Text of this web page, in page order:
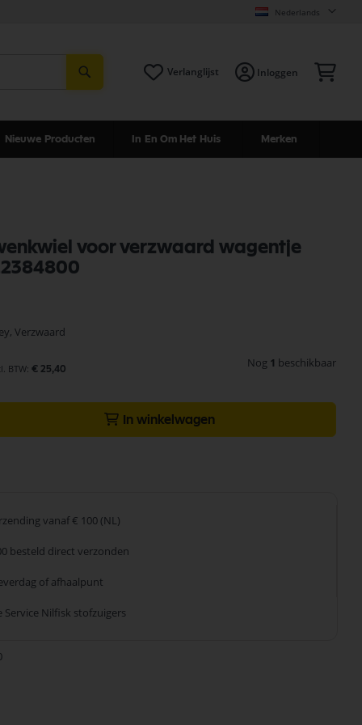
Nederlands
Verlanglijst Inloggen
Nieuwe Producten In En Om Het Huis Merken
voor verzwaard wagentje
Verzwaard
€ 25,40 Nog 1 beschikbaar
In winkelwagen
vanaf € 100 (NL)
besteld direct verzonden
of afhaalpunt
Service Nilfisk stofzuigers